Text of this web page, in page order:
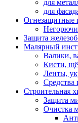
для
для
Огнезащитные
Защита
Малярный
Валики,
Кисти,
Ленты,
Средства
Строительная
Защита
Очистка